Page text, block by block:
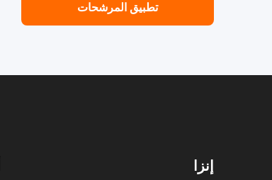
تطبيق المرشحات
إنزا